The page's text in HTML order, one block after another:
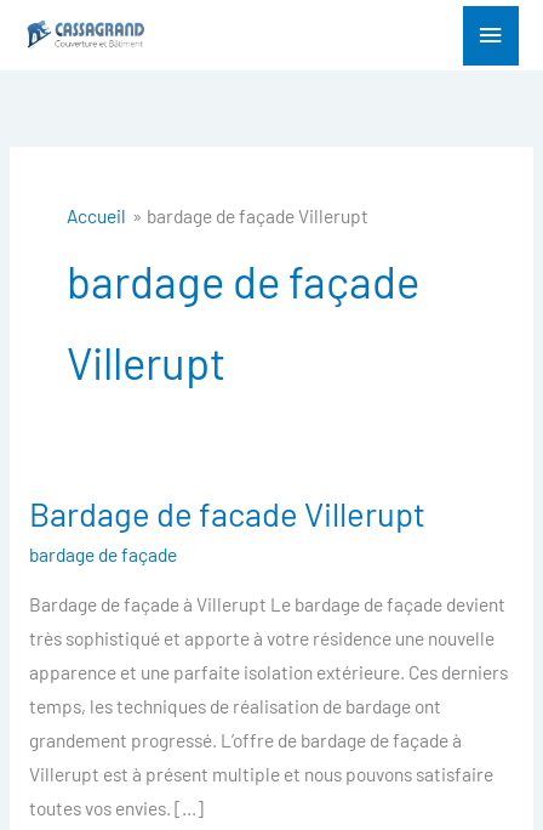
Menu
Accueil bardage de façade Villerupt
bardage de façade
Villerupt
Bardage de facade Villerupt
bardage de façade
Bardage de façade à Villerupt Le bardage de façade devient
très sophistiqué et apporte à votre résidence une nouvelle
apparence et une parfaite isolation extérieure. Ces derniers
temps, les techniques de réalisation de bardage ont
grandement progressé. L’offre de bardage de façade à
Villerupt est à présent multiple et nous pouvons satisfaire
toutes vos envies. […]
Bardage
Villerupt